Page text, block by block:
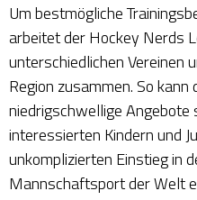
Um bestmögliche
arbeitet der Hockey Nerds
unterschiedlichen Vereinen
Region zusammen. So kann
niedrigschwellige
interessierten Kindern und
unkomplizierten Einstieg in
Mannschaftsport der Welt